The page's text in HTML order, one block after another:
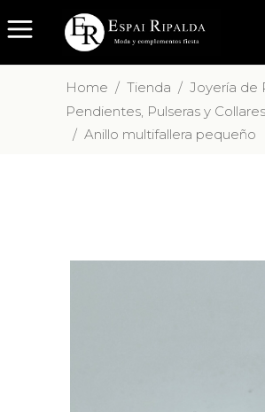
Home / Tienda / Joyería de
Pendientes, Pulseras y Collares
/ Anillo multifallera pequeño